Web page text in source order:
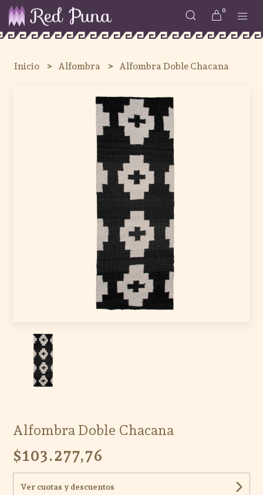
0
Inicio Alfombra Alfombra Doble Chacana
Alfombra Doble Chacana
$103.277,76
Ver cuotas y descuentos